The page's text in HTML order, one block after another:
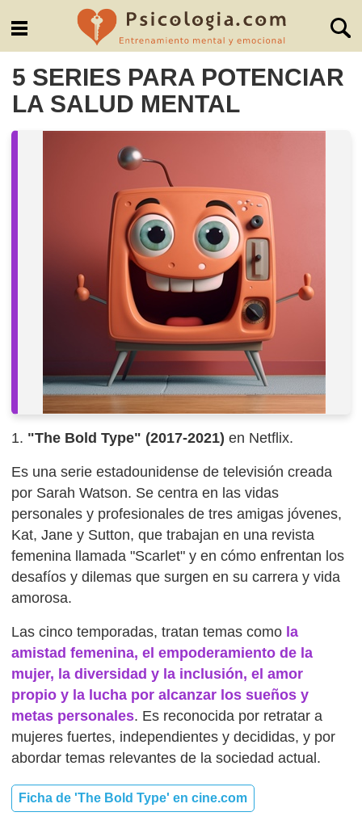
5 SERIES PARA POTENCIAR
LA SALUD MENTAL
1. "The Bold Type" (2017-2021) en Netflix.
Es una serie estadounidense de televisión creada
por Sarah Watson. Se centra en las vidas
personales y profesionales de tres amigas jóvenes,
Kat, Jane y Sutton, que trabajan en una revista
femenina llamada "Scarlet" y en cómo enfrentan los
desafíos y dilemas que surgen en su carrera y vida
amorosa.
Las cinco temporadas, tratan temas como la
amistad femenina, el empoderamiento de la
mujer, la diversidad y la inclusión, el amor
propio y la lucha por alcanzar los sueños y
metas personales. Es reconocida por retratar a
mujeres fuertes, independientes y decididas, y por
abordar temas relevantes de la sociedad actual.
Ficha de 'The Bold Type' en cine.com